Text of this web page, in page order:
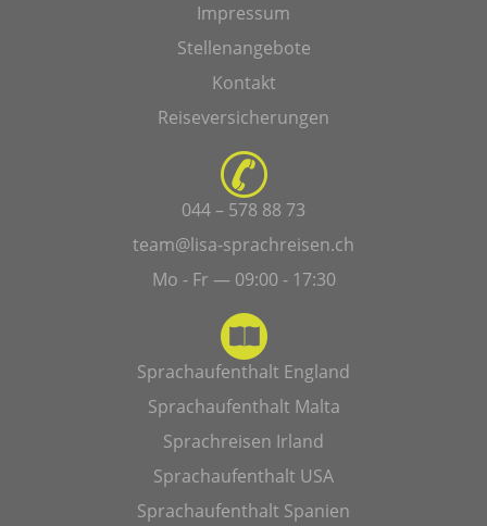
Impressum
Stellenangebote
Kontakt
Reiseversicherungen
044 – 578 88 73
team@lisa-sprachreisen.ch
Mo - Fr — 09:00 - 17:30
Sprachaufenthalt England
Sprachaufenthalt Malta
Sprachreisen Irland
Sprachaufenthalt USA
Sprachaufenthalt Spanien